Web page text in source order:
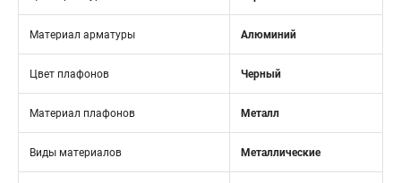
Материал арматуры Алюминий
Цвет плафонов Черный
Материал плафонов Металл
Виды материалов Металлические